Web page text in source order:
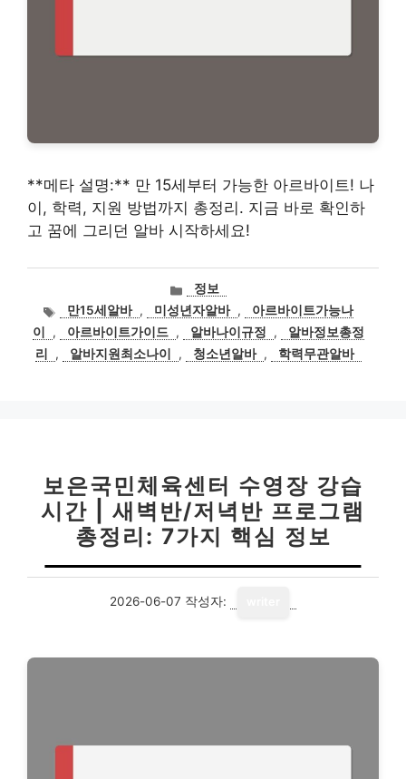
**메타 설명:** 만 15세부터 가능한 아르바이트! 나
이, 학력, 지원 방법까지 총정리. 지금 바로 확인하
고 꿈에 그리던 알바 시작하세요!
카
테
고
리
정보
태
그
만15세알바 , 미성년자알바 ,
아르바이트가능나
이
, 아르바이트가이드 , 알바나이규정 ,
알바정보총정
리
, 알바지원최소나이 , 청소년알바 , 학력무관알바
보은국민체육센터 수영장 강습
시간 | 새벽반/저녁반 프로그램
총정리: 7가지 핵심 정보
2026-06-07 작성자: